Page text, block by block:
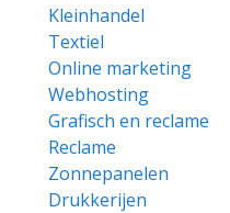
Kleinhandel
Textiel
Online marketing
Webhosting
Grafisch en reclame
Reclame
Zonnepanelen
Drukkerijen